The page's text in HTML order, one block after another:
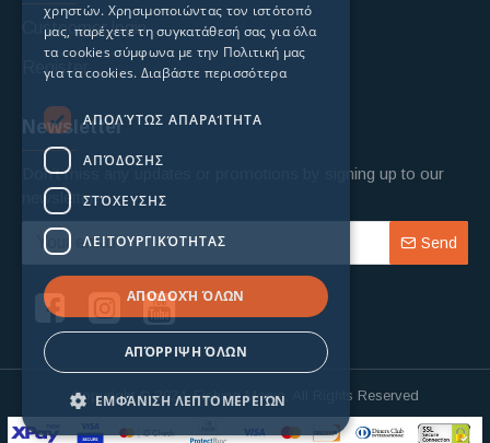
Custoomer login
Register
Newsletter
Don't miss any updates or promotions by signing up to our
newsletter.
Send
Copyright © 2024, Fishing Mania, All Rights Reserved
χρηστών. Χρησιμοποιώντας τον ιστότοπό
μας, παρέχετε τη συγκατάθεσή σας για όλα
τα cookies σύμφωνα με την Πολιτική μας
για τα cookies. Διαβάστε περισσότερα
ΑΠΟΛΎΤΩΣ ΑΠΑΡΑΊΤΗΤΑ
ΑΠΌΔΟΣΗΣ
ΣΤΌΧΕΥΣΗΣ
ΛΕΙΤΟΥΡΓΙΚΌΤΗΤΑΣ
ΑΠΟΔΟΧΉ ΌΛΩΝ
ΑΠΌΡΡΙΨΗ ΌΛΩΝ
ΕΜΦΆΝΙΣΗ ΛΕΠΤΟΜΕΡΕΙΏΝ